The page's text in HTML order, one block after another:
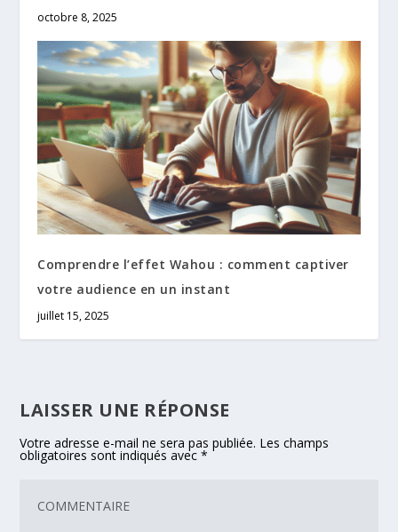
octobre 8, 2025
Comprendre l’effet Wahou : comment captiver
votre audience en un instant
juillet 15, 2025
LAISSER UNE RÉPONSE
Votre adresse e-mail ne sera pas publiée. Les champs
obligatoires sont indiqués avec*